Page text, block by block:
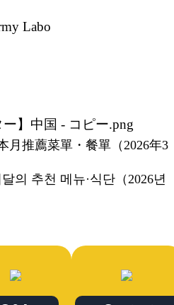
Labo
月推薦菜單・餐單（2026年3
의 추천 메뉴·식단（2026년